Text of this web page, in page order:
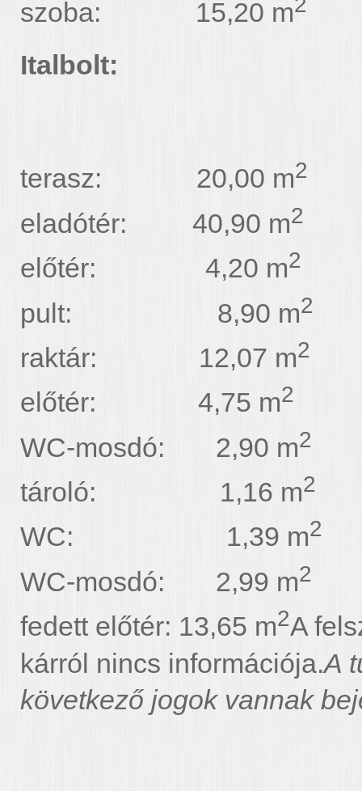
szoba: 15,20 m
Italbolt:
terasz: 20,00 m2
eladótér: 40,90 m2
előtér: 4,20 m2
pult: 8,90 m2
raktár: 12,07 m2
előtér: 4,75 m2
WC-mosdó: 2,90 m2
tároló: 1,16 m2
WC: 1,39 m2
WC-mosdó: 2,99 m2
fedett előtér: 13,65 m2A
kárról nincs információja.A
következő jogok vannak